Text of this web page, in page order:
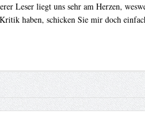
Leser liegt uns sehr am Herzen,
haben, schicken Sie mir doch